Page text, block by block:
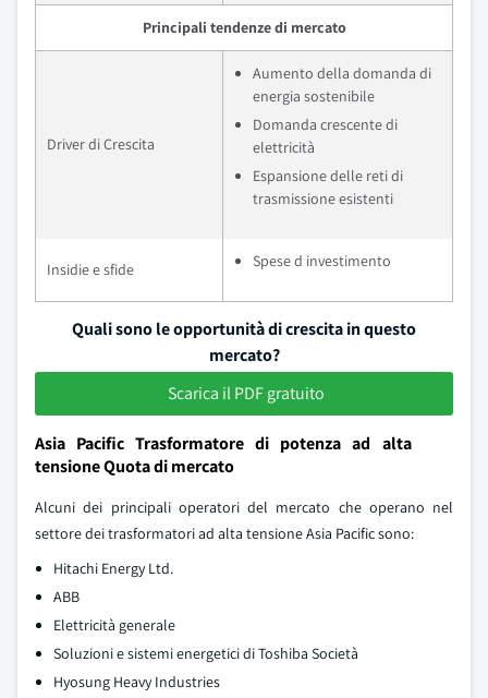
Principali tendenze di mercato
Driver di Crescita
Aumento della domanda di
energia sostenibile
Domanda crescente di
elettricità
Espansione delle reti di
trasmissione esistenti
Insidie e sfide Spese d investimento
Quali sono le opportunità di crescita in questo
mercato?
Scarica il PDF gratuito
Asia Pacific Trasformatore di potenza ad alta
tensione Quota di mercato
Alcuni dei principali operatori del mercato che operano nel
settore dei trasformatori ad alta tensione Asia Pacific sono:
Hitachi Energy Ltd.
ABB
Elettricità generale
Soluzioni e sistemi energetici di Toshiba Società
Hyosung Heavy Industries